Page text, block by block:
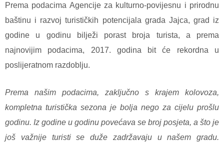
Prema podacima Agencije za kulturno-povijesnu i prirodnu
baštinu i razvoj turističkih potencijala grada Jajca, grad iz
godine u godinu bilježi porast broja turista, a prema
najnovijim podacima, 2017. godina bit će rekordna u
poslijeratnom razdoblju.
Prema našim podacima, zaključno s krajem kolovoza,
kompletna turistička sezona je bolja nego za cijelu prošlu
godinu. Iz godine u godinu povećava se broj posjeta, a što je
još važnije turisti se duže zadržavaju u našem gradu.